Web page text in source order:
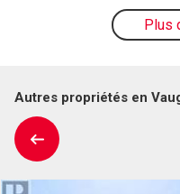
Plus
Autres propriétés en